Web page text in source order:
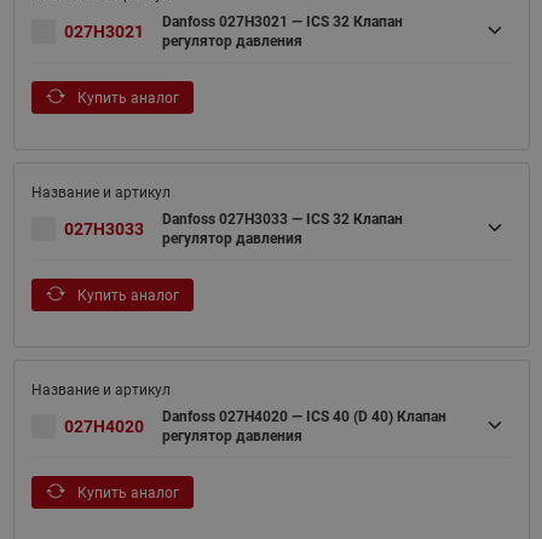
027H3021
Danfoss 027H3021 — ICS 32 Клапан
регулятор давления
Купить аналог
027H3033
Danfoss 027H3033 — ICS 32 Клапан
регулятор давления
Купить аналог
027H4020
Danfoss 027H4020 — ICS 40 (D 40) Клапан
регулятор давления
Купить аналог